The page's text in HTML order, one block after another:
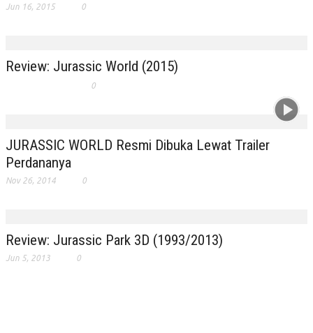
Jun 16, 2015 0
Review: Jurassic World (2015)
0
JURASSIC WORLD Resmi Dibuka Lewat Trailer
Perdananya
Nov 26, 2014 0
Review: Jurassic Park 3D (1993/2013)
Jun 5, 2013 0